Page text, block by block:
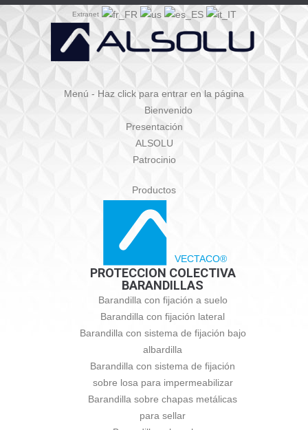
Extranet
Menú - Haz click para entrar en la página
Bienvenido
Presentación
ALSOLU
Patrocinio
Productos
VECTACO®
PROTECCION COLECTIVA
BARANDILLAS
Barandilla con fijación a suelo
Barandilla con fijación lateral
Barandilla con sistema de fijación bajo
albardilla
Barandilla con sistema de fijación
sobre losa para impermeabilizar
Barandilla sobre chapas metálicas
para sellar